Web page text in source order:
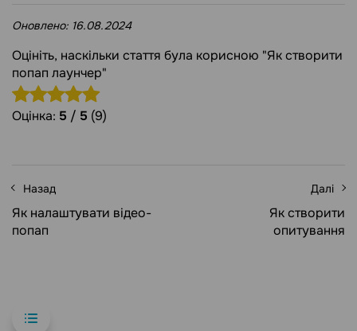
Оновлено: 16.08.2024
Оцініть, наскільки стаття була корисною "Як створити
попап лаунчер"
Оцінка: 5 / 5 (9)
Назад
Як налаштувати відео-
попап
Далі
Як створити
опитування